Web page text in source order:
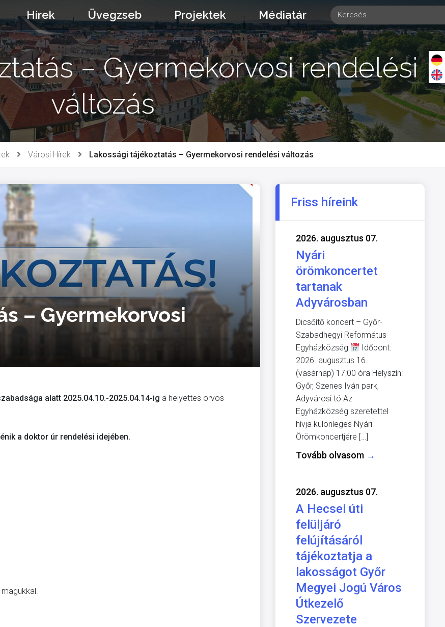
Hírek Üvegzseb Projektek Médiatár
– Gyermekorvosi rendelési
változás
Városi Hírek Lakossági tájékoztatás – Gyermekorvosi rendelési változás
– Gyermekorvosi
alatt 2025.04.10.-2025.04.14-ig a helyettes orvos
a doktor úr rendelési idejében.
Friss híreink
2026. augusztus 07.
Nyári
örömkoncertet
tartanak
Adyvárosban
Dicsőítő koncert – Győr-
Szabadhegyi Református
Egyházközség
Időpont:
2026. augusztus 16.
(vasárnap) 17:00 óra Helyszín:
Győr, Szenes Iván park,
Adyvárosi tó Az
Egyházközség szeretettel
hívja különleges Nyári
Örömkoncertjére […]
Tovább olvasom →
2026. augusztus 07.
A Hecsei úti
felüljáró
felújításáról
tájékoztatja a
lakosságot Győr
Megyei Jogú Város
Útkezelő
Szervezete